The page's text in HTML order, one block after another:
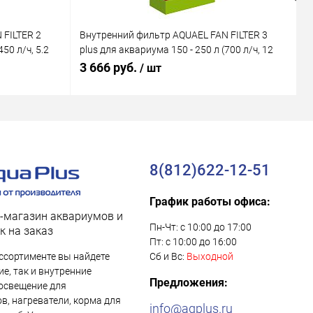
2
л/ч, 5.2
Внутренний фильтр AQUAEL FAN FILTER 3
plus для аквариума 150 - 250 л (700 л/ч, 12
Вт)
3 666 руб. / шт
магазин аквариумов и
на заказ
вы найдете
так и внутренние
для
нагреватели, корма для
8(812)622-12-51
График работы офиса:
Пн-Чт: с 10:00 до 17:00
Пт: с 10:00 до 16:00
Сб и Вс: Выходной
Предложения:
info@aqplus.ru